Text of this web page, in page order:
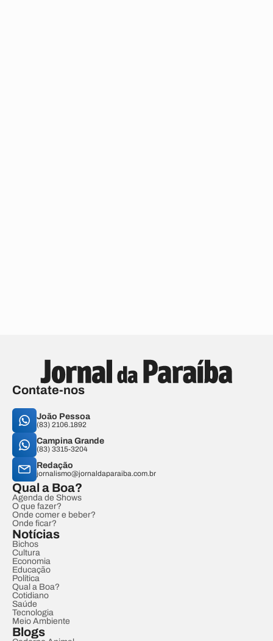
Contate-nos
João Pessoa
(83) 2106.1892
Campina Grande
(83) 3315-3204
Redação
jornalismo@jornaldaparaiba.com.br
Qual a Boa?
Agenda de Shows
O que fazer?
Onde comer e beber?
Onde ficar?
Notícias
Bichos
Cultura
Economia
Educação
Política
Qual a Boa?
Cotidiano
Saúde
Tecnologia
Meio Ambiente
Blogs